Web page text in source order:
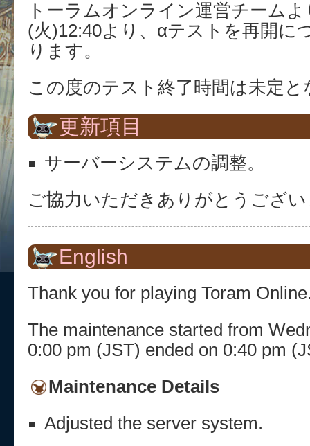
トーラムオンライン運営チーム
(火)12:40より、αテストを再開に
ります。
この度のテスト終了時間は未定と
更新項目
サーバーシステムの調整。
ご協力いただきありがとうござ
English
Thank you for playing Toram
The maintenance started from
0:00 pm (JST) ended on 0:40 pm
Maintenance Details
Adjusted the server system.